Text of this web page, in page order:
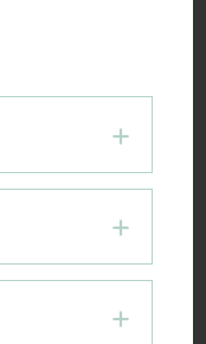
cm
Ärzte und
auf dem
Abgebildeten.